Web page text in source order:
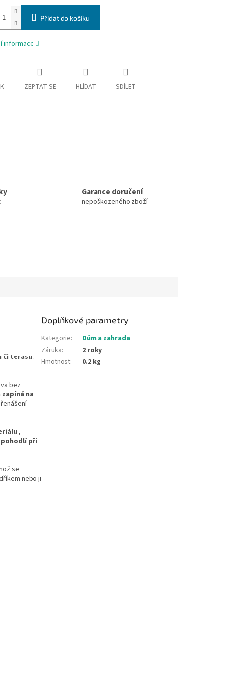
Přidat do košíku
informace
ZEPTAT SE HLÍDAT SDÍLET
Garance doručení
nepoškozeného zboží
či terasu .
bez
zapíná na
,
při
se
nebo ji
Doplňkové parametry
Kategorie:
Dům a zahrada
Záruka:
2 roky
Hmotnost: 0.2 kg